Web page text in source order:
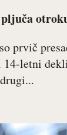
prvič
14-letni